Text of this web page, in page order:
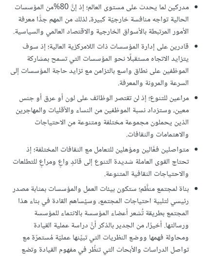
مدركين لما يحدث على مستوى العالم؛ إذ إنَّ 80%من المؤسسات
الحالية تواجه منافسة خارجيّة كبيرة، لذلك من المهم جدًّا معرفة
الأمور المرتبطة بالأسواق الخارجية والاقتصاد العالمي والسياسية.
قادرين على إدارة المؤسسات ذات اللامركزية العالية؛ إذ سوف
يتزايد الاتجاه مستقبلًا نحو المؤسسات التي تسمح بمشاركة
الموظفين على نطاق واسع بالتزامن مع تزايد حاجة المؤسسات إلى
السرعة والمرونة والمعرفة.
مراعين للتنوع؛ إذ لن تقتصر الوظائف على لون أو عرق أو جنس
معين، وستزداد نسبة الموظفين من النساء والأقليات والمهاجرين
الذين يحملون مجموعة مختلفة ومتنوعة من الاحتياجات
والاهتمامات والثقافات.
متواصلين فعَّالين ومؤهلين للتعامل مع الثقافات المختلفة؛ إذ
تحتاج القوى العاملة شديدة التنوع إلى قائدٍ واعٍ ومراعٍ للتطلعات
والاحتياجات الثقافية المتنوعة.
بناة لمجتمع منظَّم؛ ستكون بيئات العمل والمؤسسات بمثابة مصدر
رئيسي لتلبية احتياجات المجتمع، وسيُساهم القادة في بناء هذا
المجتمع بطريقة تُشعر أعضاء المؤسسة بالانتماء للمؤسسة
ورسالتها. أخيرًا، من الجدير بالذكر أنَّ دراسة عملية القيادة
ومحاولة فهمها ووضع النظريات التي تبيِّنها عمليّة مُستمرّة مع
تواصل الدراسات والأبحاث التي تنظُر في مفهوم القيادة وتضع